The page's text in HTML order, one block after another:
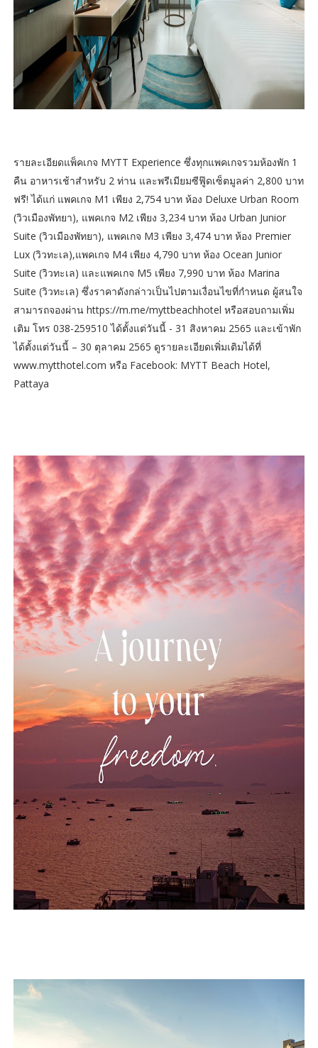
รายละเอียดแพ็คเกจ MYTT Experience ซึ่งทุกแพคเกจรวมห้องพัก 1
คืน อาหารเช้าสำหรับ 2 ท่าน และพรีเมียมซีฟู๊ดเซ็ตมูลค่า 2,800 บาท
ฟรี! ได้แก่ แพคเกจ M1 เพียง 2,754 บาท ห้อง Deluxe Urban Room
(วิวเมืองพัทยา), แพคเกจ M2 เพียง 3,234 บาท ห้อง Urban Junior
Suite (วิวเมืองพัทยา), แพคเกจ M3 เพียง 3,474 บาท ห้อง Premier
Lux (วิวทะเล),แพคเกจ M4 เพียง 4,790 บาท ห้อง Ocean Junior
Suite (วิวทะเล) และแพคเกจ M5 เพียง 7,990 บาท ห้อง Marina
Suite (วิวทะเล) ซึ่งราคาดังกล่าวเป็นไปตามเงื่อนไขที่กำหนด ผู้สนใจ
สามารถจองผ่าน https://m.me/myttbeachhotel หรือสอบถามเพิ่ม
เติม โทร 038-259510 ได้ตั้งแต่วันนี้ - 31 สิงหาคม 2565 และเข้าพัก
ได้ตั้งแต่วันนี้ – 30 ตุลาคม 2565 ดูรายละเอียดเพิ่มเติมได้ที่
www.mytthotel.com หรือ Facebook: MYTT Beach Hotel,
Pattaya